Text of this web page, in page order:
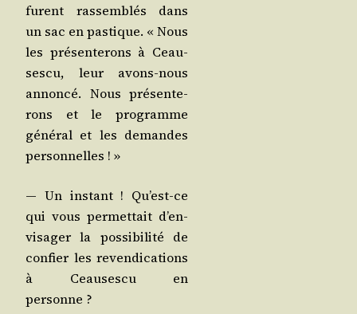
furent ras­sem­blés dans
un sac en pas­tique. « Nous
les pré­sen­te­rons à Ceau­
ses­cu, leur avons-nous
annon­cé. Nous pré­sen­te­
rons et le pro­gramme
géné­ral et les demandes
personnelles ! »
— Un ins­tant ! Qu’est-ce
qui vous per­met­tait d’en­
vi­sa­ger la pos­si­bi­li­té de
confier les reven­di­ca­tions
à Ceau­ses­cu en
personne ?